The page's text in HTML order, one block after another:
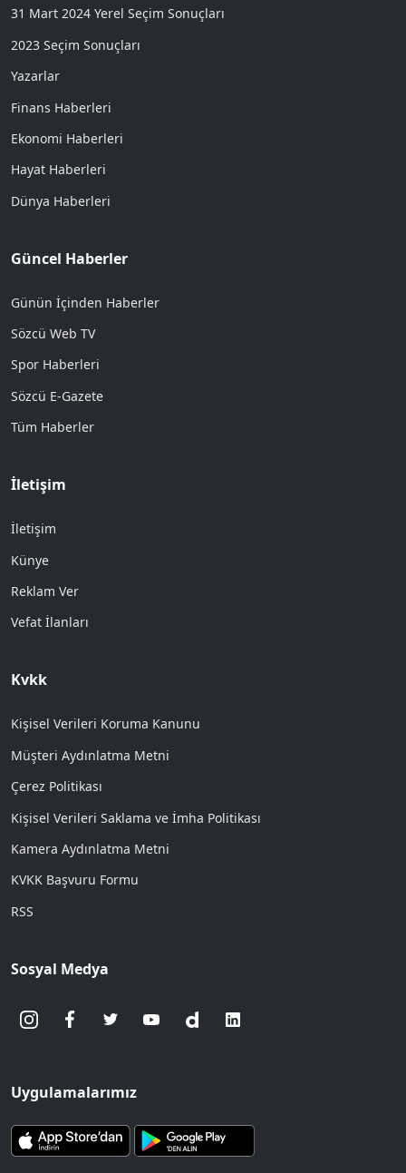
31 Mart 2024 Yerel Seçim Sonuçları
2023 Seçim Sonuçları
Yazarlar
Finans Haberleri
Ekonomi Haberleri
Hayat Haberleri
Dünya Haberleri
Güncel Haberler
Günün İçinden Haberler
Sözcü Web TV
Spor Haberleri
Sözcü E-Gazete
Tüm Haberler
İletişim
İletişim
Künye
Reklam Ver
Vefat İlanları
Kvkk
Kişisel Verileri Koruma Kanunu
Müşteri Aydınlatma Metni
Çerez Politikası
Kişisel Verileri Saklama ve İmha Politikası
Kamera Aydınlatma Metni
KVKK Başvuru Formu
RSS
Sosyal Medya
Uygulamalarımız